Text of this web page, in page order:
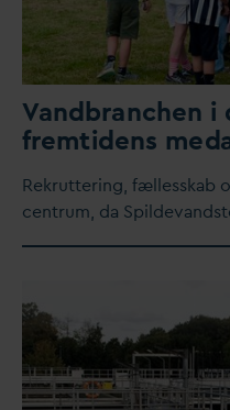
Vandbranchen
fremtidens med
Rekruttering, fællesskab
centrum, da Spildev